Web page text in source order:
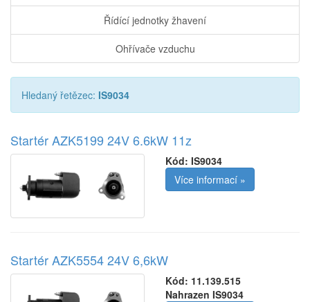
Řídící jednotky žhavení
Ohřívače vzduchu
Hledaný řetězec: IS9034
Startér AZK5199 24V 6.6kW 11z
Kód: IS9034
Více informací »
Startér AZK5554 24V 6,6kW
Kód: 11.139.515
Nahrazen IS9034